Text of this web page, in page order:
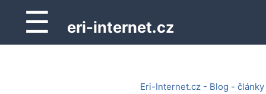
☰ eri-internet.cz
Eri-Internet.cz - Blog - články